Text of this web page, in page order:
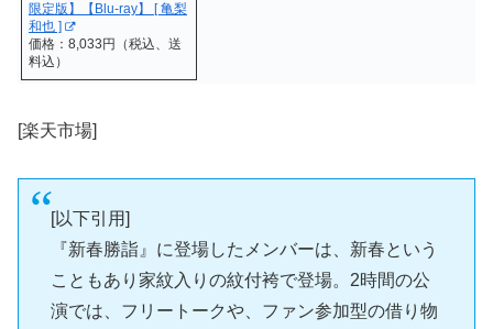
限定版】【Blu-ray】 [ 亀梨
和也 ]
価格：8,033円（税込、送
料込）
[楽天市場]
[以下引用]
『新春勝詣』に登場したメンバーは、新春という
こともあり家紋入りの紋付袴で登場。2時間の公
演では、フリートークや、ファン参加型の借り物